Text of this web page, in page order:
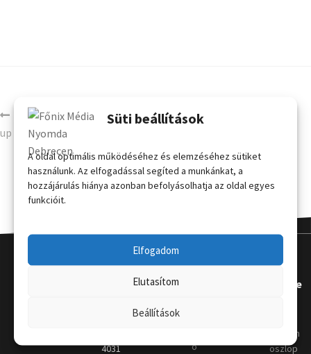
Süti beállítások
A oldal optimális működéséhez és elemzéséhez sütiket
használunk. Az elfogadással segíted a munkánkat, a
hozzájárulás hiánya azonban befolyásolhatja az oldal egyes
funkcióit.
Elfogadom
Elutasítom
Beállítások
4 x 3 egyenes mágneses pop-
up sajtófal kis hordtáskával
Kapcsola
4031
ó
Terméke
Kordon
oszlop